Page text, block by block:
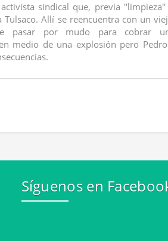
sindical que, previa
Allí se reencuentra con un
pasar por mudo para cobrar
medio de una explosión pero
Síguenos en